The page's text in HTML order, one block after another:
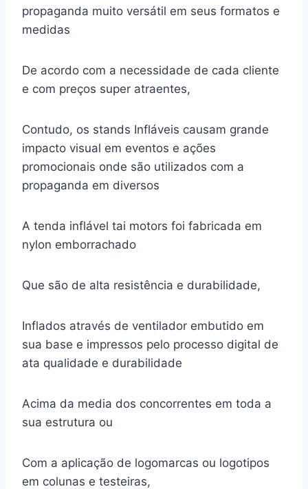
propaganda muito versátil em seus formatos e
medidas
De acordo com a necessidade de cada cliente
e com preços super atraentes,
Contudo, os stands Infláveis causam grande
impacto visual em eventos e ações
promocionais onde são utilizados com a
propaganda em diversos
A tenda inflável tai motors foi fabricada em
nylon emborrachado
Que são de alta resistência e durabilidade,
Inflados através de ventilador embutido em
sua base e impressos pelo processo digital de
ata qualidade e durabilidade
Acima da media dos concorrentes em toda a
sua estrutura ou
Com a aplicação de logomarcas ou logotipos
em colunas e testeiras,